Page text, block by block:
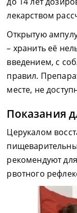
лекарством
Открытую
– хранить её
введением, с
правил.
месте, не
Показания
Церукалом
рекомендуют
рвотного